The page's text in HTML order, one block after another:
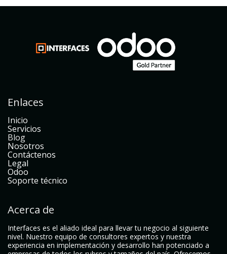
Enlaces
Inicio
Servicios
Blog
Nosotros
Contáctenos
Legal
Odoo
Soporte técnico
Acerca de
Interfaces es el aliado ideal para llevar tu negocio al siguiente
nivel. Nuestro equipo de consultores expertos y nuestra
experiencia en implementación y desarrollo han potenciado a